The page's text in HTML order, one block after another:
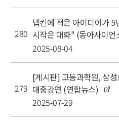
280
냅킨에 적은 아이디어가
시작은 대화" (동아사이언
2025-08-04
279
[게시판] 고등과학원, 삼
대중강연 (연합뉴스)
2025-07-29